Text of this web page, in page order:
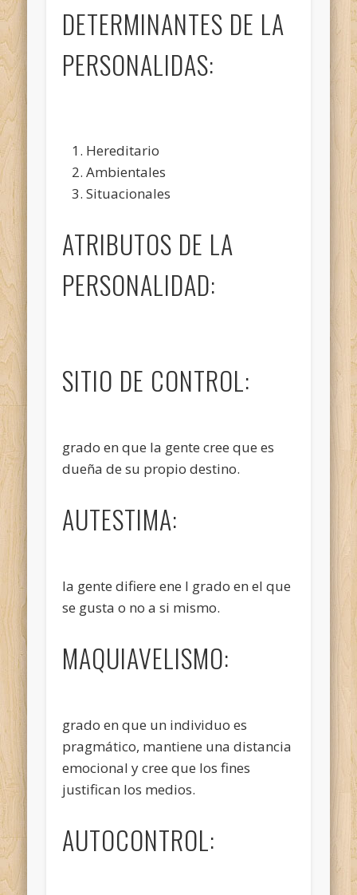
DETERMINANTES DE LA
PERSONALIDAS:
Hereditario
Ambientales
Situacionales
ATRIBUTOS DE LA
PERSONALIDAD:
SITIO DE CONTROL:
grado en que la gente cree que es
dueña de su propio destino.
AUTESTIMA:
la gente difiere ene l grado en el que
se gusta o no a si mismo.
MAQUIAVELISMO:
grado en que un individuo es
pragmático, mantiene una distancia
emocional y cree que los fines
justifican los medios.
AUTOCONTROL: